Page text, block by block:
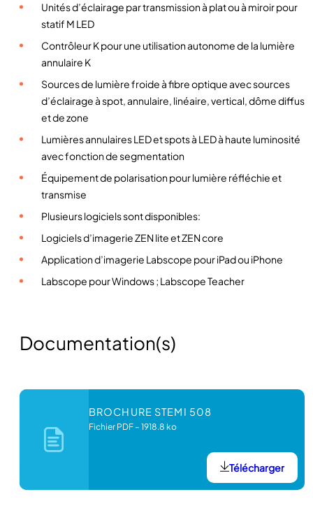
s
Unités d’éclairage par transmission à plat ou à miroir pour
statif M LED
Contrôleur K pour une utilisation autonome de la lumière
annulaire K
Sources de lumière froide à fibre optique avec sources
d’éclairage à spot, annulaire, linéaire, vertical, dôme diffus
et de zone
Lumières annulaires LED et spots à LED à haute luminosité
avec fonction de segmentation
Équipement de polarisation pour lumière réfléchie et
transmise
Plusieurs logiciels sont disponibles:
Logiciels d’imagerie ZEN lite et ZEN core
Application d’imagerie Labscope pour iPad ou iPhone
Labscope pour Windows ; Labscope Teacher
Documentation(s)
BROCHURE STEMI 508
Fichier PDF – 1918.8 ko
Télécharger